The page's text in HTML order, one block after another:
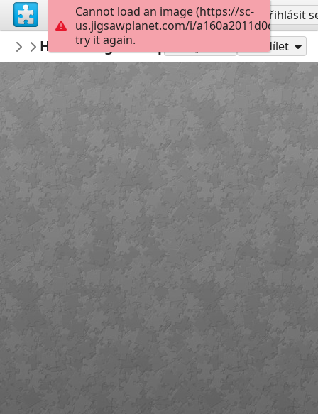
Vytvořit účet Přihlásit
anneninokulu
OKUL
Haftanın günleri puzzle Sdílet
Cannot load an image (https://sc-
us.jigsawplanet.com/i/
try it again.